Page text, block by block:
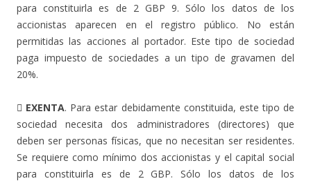
para constituirla es de 2 GBP 9. Sólo los datos de los
accionistas aparecen en el registro público. No están
permitidas las acciones al portador. Este tipo de sociedad
paga impuesto de sociedades a un tipo de gravamen del
20%.
 EXENTA. Para estar debidamente constituida, este tipo de
sociedad necesita dos administradores (directores) que
deben ser personas físicas, que no necesitan ser residentes.
Se requiere como mínimo dos accionistas y el capital social
para constituirla es de 2 GBP. Sólo los datos de los